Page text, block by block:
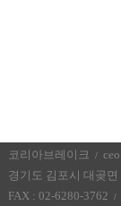
코리아브레이크
경기도 김포시 대곶
FAX : 02-6280-3762